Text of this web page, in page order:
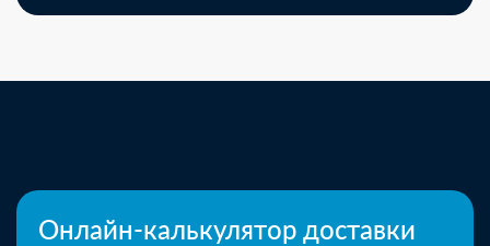
Онлайн-калькулятор доставки